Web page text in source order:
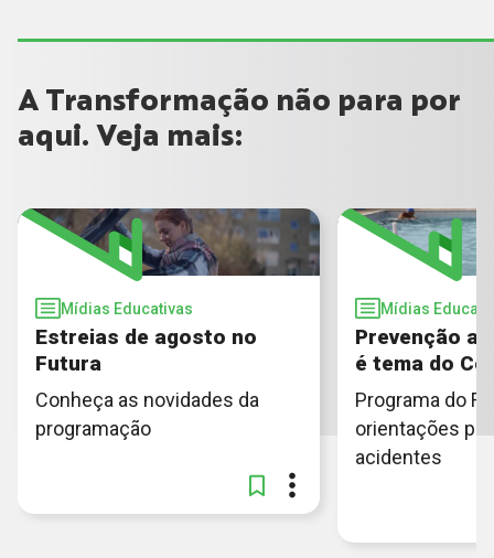
A Transformação não para por
aqui. Veja mais:
Mídias Educativas
Estreias de agosto no
Futura
Conheça as novidades da
programação
Mídias
Prevenção
é tema do
Programa do
orientações
acidentes